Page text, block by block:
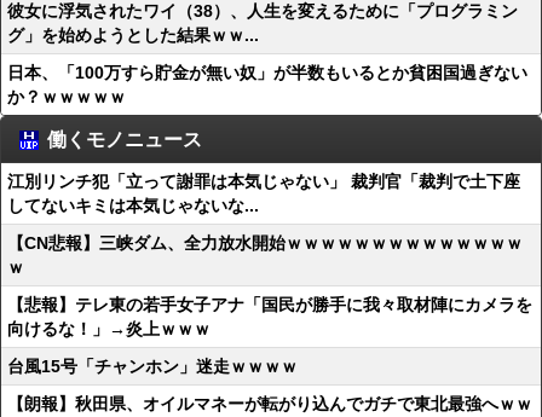
彼女に浮気されたワイ（38）、人生を変えるために「プログラミン
グ」を始めようとした結果ｗｗ...
日本、「100万すら貯金が無い奴」が半数もいるとか貧困国過ぎない
か？ｗｗｗｗｗ
働くモノニュース
江別リンチ犯「立って謝罪は本気じゃない」 裁判官「裁判で土下座
してないキミは本気じゃないな...
【CN悲報】三峡ダム、全力放水開始ｗｗｗｗｗｗｗｗｗｗｗｗｗｗ
ｗ
【悲報】テレ東の若手女子アナ「国民が勝手に我々取材陣にカメラを
向けるな！」→炎上ｗｗｗ
台風15号「チャンホン」迷走ｗｗｗｗ
【朗報】秋田県、オイルマネーが転がり込んでガチで東北最強へｗｗ